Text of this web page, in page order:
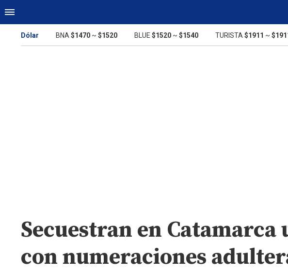
Dólar BNA $1470 ~ $1520 BLUE $1520 ~ $1540 TURISTA $1911 ~
Secuestran en Catamarca
con numeraciones